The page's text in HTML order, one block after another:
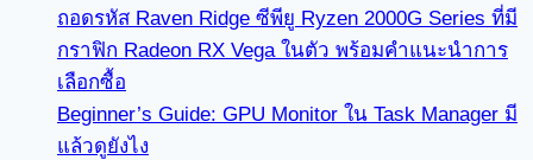
ถอดรหัส Raven Ridge ซีพียู Ryzen 2000G Series ที่มี
กราฟิก Radeon RX Vega ในตัว พร้อมคำแนะนำการ
เลือกซื้อ
Beginner’s Guide: GPU Monitor ใน Task Manager มี
แล้วดูยังไง